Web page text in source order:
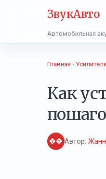
ЗвукАвто
Автомобильная
Главная ›
Как
�� Автор: